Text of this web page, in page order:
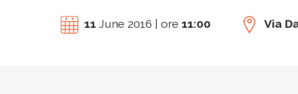
11 June 2016 | ore 11:00 Via